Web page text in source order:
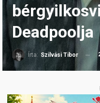
Deadpoolja
Írta: Szilvási Tibor